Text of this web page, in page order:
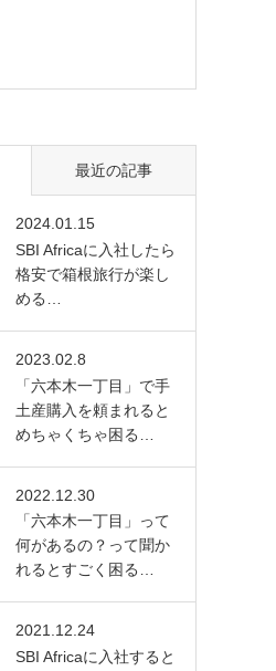
最近の記事
2024.01.15
SBI Africaに入社したら
格安で箱根旅行が楽し
める…
2023.02.8
「六本木一丁目」で手
土産購入を頼まれると
めちゃくちゃ困る…
2022.12.30
「六本木一丁目」って
何があるの？って聞か
れるとすごく困る…
2021.12.24
SBI Africaに入社すると